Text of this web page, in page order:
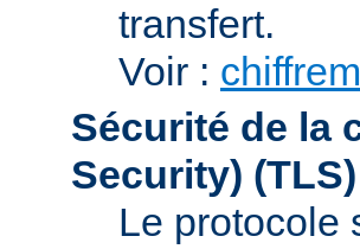
transfert.
Voir :
Sécurité de la
Security) (TLS)
Le protocole